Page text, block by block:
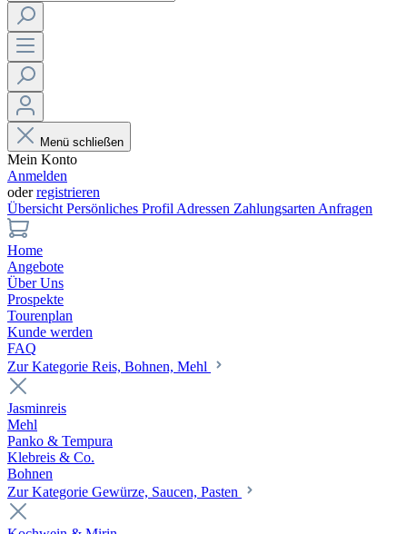
Menü schließen
Mein Konto
Anmelden
oderregistrieren
Übersicht Persönliches Profil Adressen Zahlungsarten Anfragen
Home
Angebote
Über Uns
Prospekte
Tourenplan
Kunde werden
FAQ
Zur Kategorie Reis, Bohnen, Mehl
Jasminreis
Mehl
Panko & Tempura
Klebreis & Co.
Bohnen
Zur Kategorie Gewürze, Saucen, Pasten